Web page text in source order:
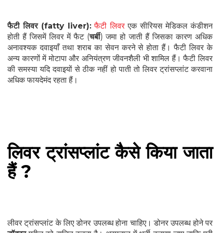
फैटी लिवर (fatty liver): फैटी लिवरएक सीरियस मेडिकल कंडीशन
होती हैं जिसमें लिवर में फैट (चर्बी) जमा हो जाती हैं जिसका कारण अधिक
अनावश्यक दवाइयाँ तथा शराब का सेवन करने से होता हैं। फैटी लिवर के
अन्य कारणों में मोटापा और अनियंत्रण जीवनशैली भी शामिल हैं। फैटी लिवर
की समस्या यदि दवाइयों से ठीक नहीं हो पाती तो लिवर ट्रांसप्लांट करवाना
अधिक फायदेमंद रहता हैं।
लिवर ट्रांसप्लांट कैसे किया जाता
हैं ?
लीवर ट्रांसप्लांट के लिए डोनर उपलब्ध होना चाहिए। डोनर उपलब्ध होने पर